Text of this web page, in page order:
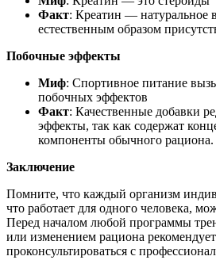
Факт: Креатин — натуральное
естественным образом
Побочные эффекты
Миф: Спортивное питание
побочных эффектов
Факт: Качественные добавки
эффекты, так как содержат
компоненты обычного рациона.
Заключение
Помните, что каждый организм
что работает для одного человека,
Перед началом любой программы
или изменением рациона
проконсультироваться с